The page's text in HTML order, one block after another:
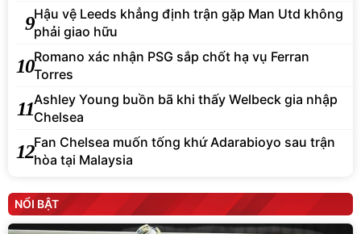
9Hậu vệ Leeds khẳng định trận gặp Man Utd không
phải giao hữu
10Romano xác nhận PSG sắp chốt hạ vụ Ferran
Torres
11Ashley Young buồn bã khi thấy Welbeck gia nhập
Chelsea
12Fan Chelsea muốn tống khứ Adarabioyo sau trận
hòa tại Malaysia
NỔI BẬT